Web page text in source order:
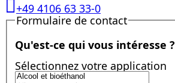
+49 4106 63 33-0
Formulaire de contact
Qu'est-ce qui vous intéresse ?
Sélectionnez votre application